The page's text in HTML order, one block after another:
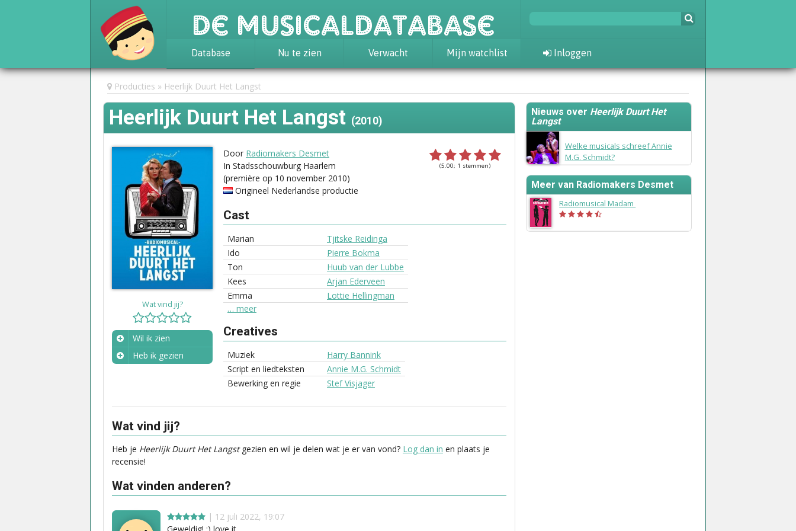
De Musicaldatabase
Database
Achtergrond
Awards
Statistieken
Nu te zien Verwacht Mijn watchlist Inloggen
Producties Heerlijk Duurt Het Langst
Heerlijk Duurt Het Langst (2010)
Wat vind jij?
Wil ik zien
Heb ik gezien
(5.00; 1 stemmen)
Door Radiomakers Desmet
In Stadsschouwburg Haarlem
(première op 10 november 2010)
Origineel Nederlandse productie
Cast
Marian
Tjitske Reidinga
Ido
Pierre Bokma
Ton
Huub van der Lubbe
Kees
Arjan Ederveen
Emma
Lottie Hellingman
… meer
Creatives
Muziek
Harry Bannink
Script en liedteksten
Annie M.G. Schmidt
Bewerking en regie
Stef Visjager
Wat vind jij?
Heb je Heerlijk Duurt Het Langstgezien en wil je delen wat je er van vond? Log dan in en plaats je
recensie!
Wat vinden anderen?
| 12 juli 2022, 19:07
Nieuws over Heerlijk Duurt Het
Langst
Welke musicals schreef Annie
M.G. Schmidt?
Meer van Radiomakers Desmet
Radiomusical Madam